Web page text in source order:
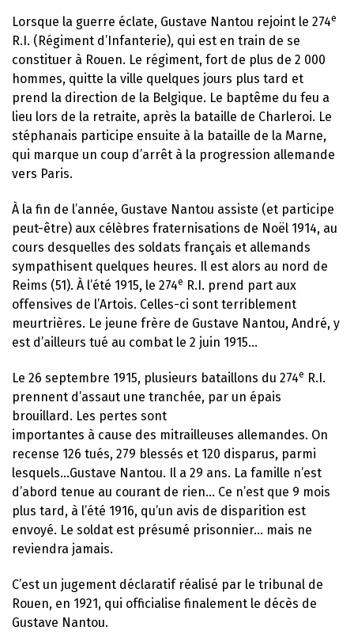
Lorsque la guerre éclate, Gustave Nantou rejoint le 274e
R.I. (Régiment d’Infanterie), qui est en train de se
constituer à Rouen. Le régiment, fort de plus de 2 000
hommes, quitte la ville quelques jours plus tard et
prend la direction de la Belgique. Le baptême du feu a
lieu lors de la retraite, après la bataille de Charleroi. Le
stéphanais participe ensuite à la bataille de la Marne,
qui marque un coup d’arrêt à la progression allemande
vers Paris.
À la fin de l’année, Gustave Nantou assiste (et participe
peut-être) aux célèbres fraternisations de Noël 1914, au
cours desquelles des soldats français et allemands
sympathisent quelques heures. Il est alors au nord de
Reims (51). À l’été 1915, le 274e R.I. prend part aux
offensives de l’Artois. Celles-ci sont terriblement
meurtrières. Le jeune frère de Gustave Nantou, André, y
est d’ailleurs tué au combat le 2 juin 1915…
Le 26 septembre 1915, plusieurs bataillons du 274e R.I.
prennent d’assaut une tranchée, par un épais
brouillard. Les pertes sont
importantes à cause des mitrailleuses allemandes. On
recense 126 tués, 279 blessés et 120 disparus, parmi
lesquels…Gustave Nantou. Il a 29 ans. La famille n’est
d’abord tenue au courant de rien… Ce n’est que 9 mois
plus tard, à l’été 1916, qu’un avis de disparition est
envoyé. Le soldat est présumé prisonnier… mais ne
reviendra jamais.
C’est un jugement déclaratif réalisé par le tribunal de
Rouen, en 1921, qui officialise finalement le décès de
Gustave Nantou.